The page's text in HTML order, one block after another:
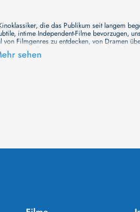
die das Publikum seit langem
intime Independent-Filme bevorzugen,
Filmgenres zu entdecken, von Dramen
mit Form und Inhalt. Wir wollen, dass
unabhängigen Kinos zu zeigen, die
haben oder die Atmosphäre eines
das Programm der verschiedenen
welches Kino in Ihrer Nähe die
über Kinos, vom Standort bis zu den
sehen